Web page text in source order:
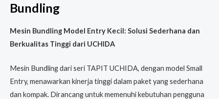
Bundling
Mesin Bundling Model Entry Kecil: Solusi Sederhana dan
Berkualitas Tinggi dari UCHIDA
Mesin Bundling dari seri TAPIT UCHIDA, dengan model Small
Entry, menawarkan kinerja tinggi dalam paket yang sederhana
dan kompak. Dirancang untuk memenuhi kebutuhan pengguna